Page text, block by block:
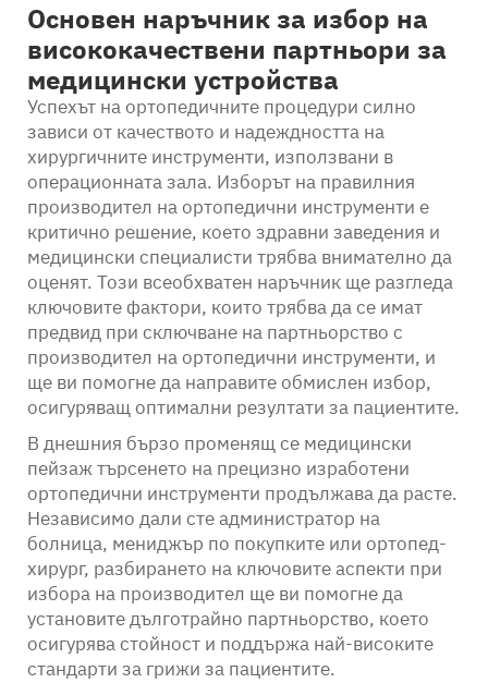
Основен наръчник за избор на
висококачествени партньори за
медицински устройства
Успехът на ортопедичните процедури силно
зависи от качеството и надеждността на
хирургичните инструменти, използвани в
операционната зала. Изборът на правилния
производител на ортопедични инструменти е
критично решение, което здравни заведения и
медицински специалисти трябва внимателно да
оценят. Този всеобхватен наръчник ще разгледа
ключовите фактори, които трябва да се имат
предвид при сключване на партньорство с
производител на ортопедични инструменти, и
ще ви помогне да направите обмислен избор,
осигуряващ оптимални резултати за пациентите.
В днешния бързо променящ се медицински
пейзаж търсенето на прецизно изработени
ортопедични инструменти продължава да расте.
Независимо дали сте администратор на
болница, мениджър по покупките или ортопед-
хирург, разбирането на ключовите аспекти при
избора на производител ще ви помогне да
установите дълготрайно партньорство, което
осигурява стойност и поддържа най-високите
стандарти за грижи за пациентите.